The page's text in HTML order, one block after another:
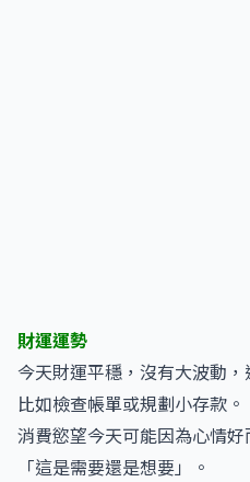
財運運勢
今天財運平穩，沒有大波動
比如檢查帳單或規劃小存款。
消費慾望今天可能因為心情
「這是需要還是想要」。